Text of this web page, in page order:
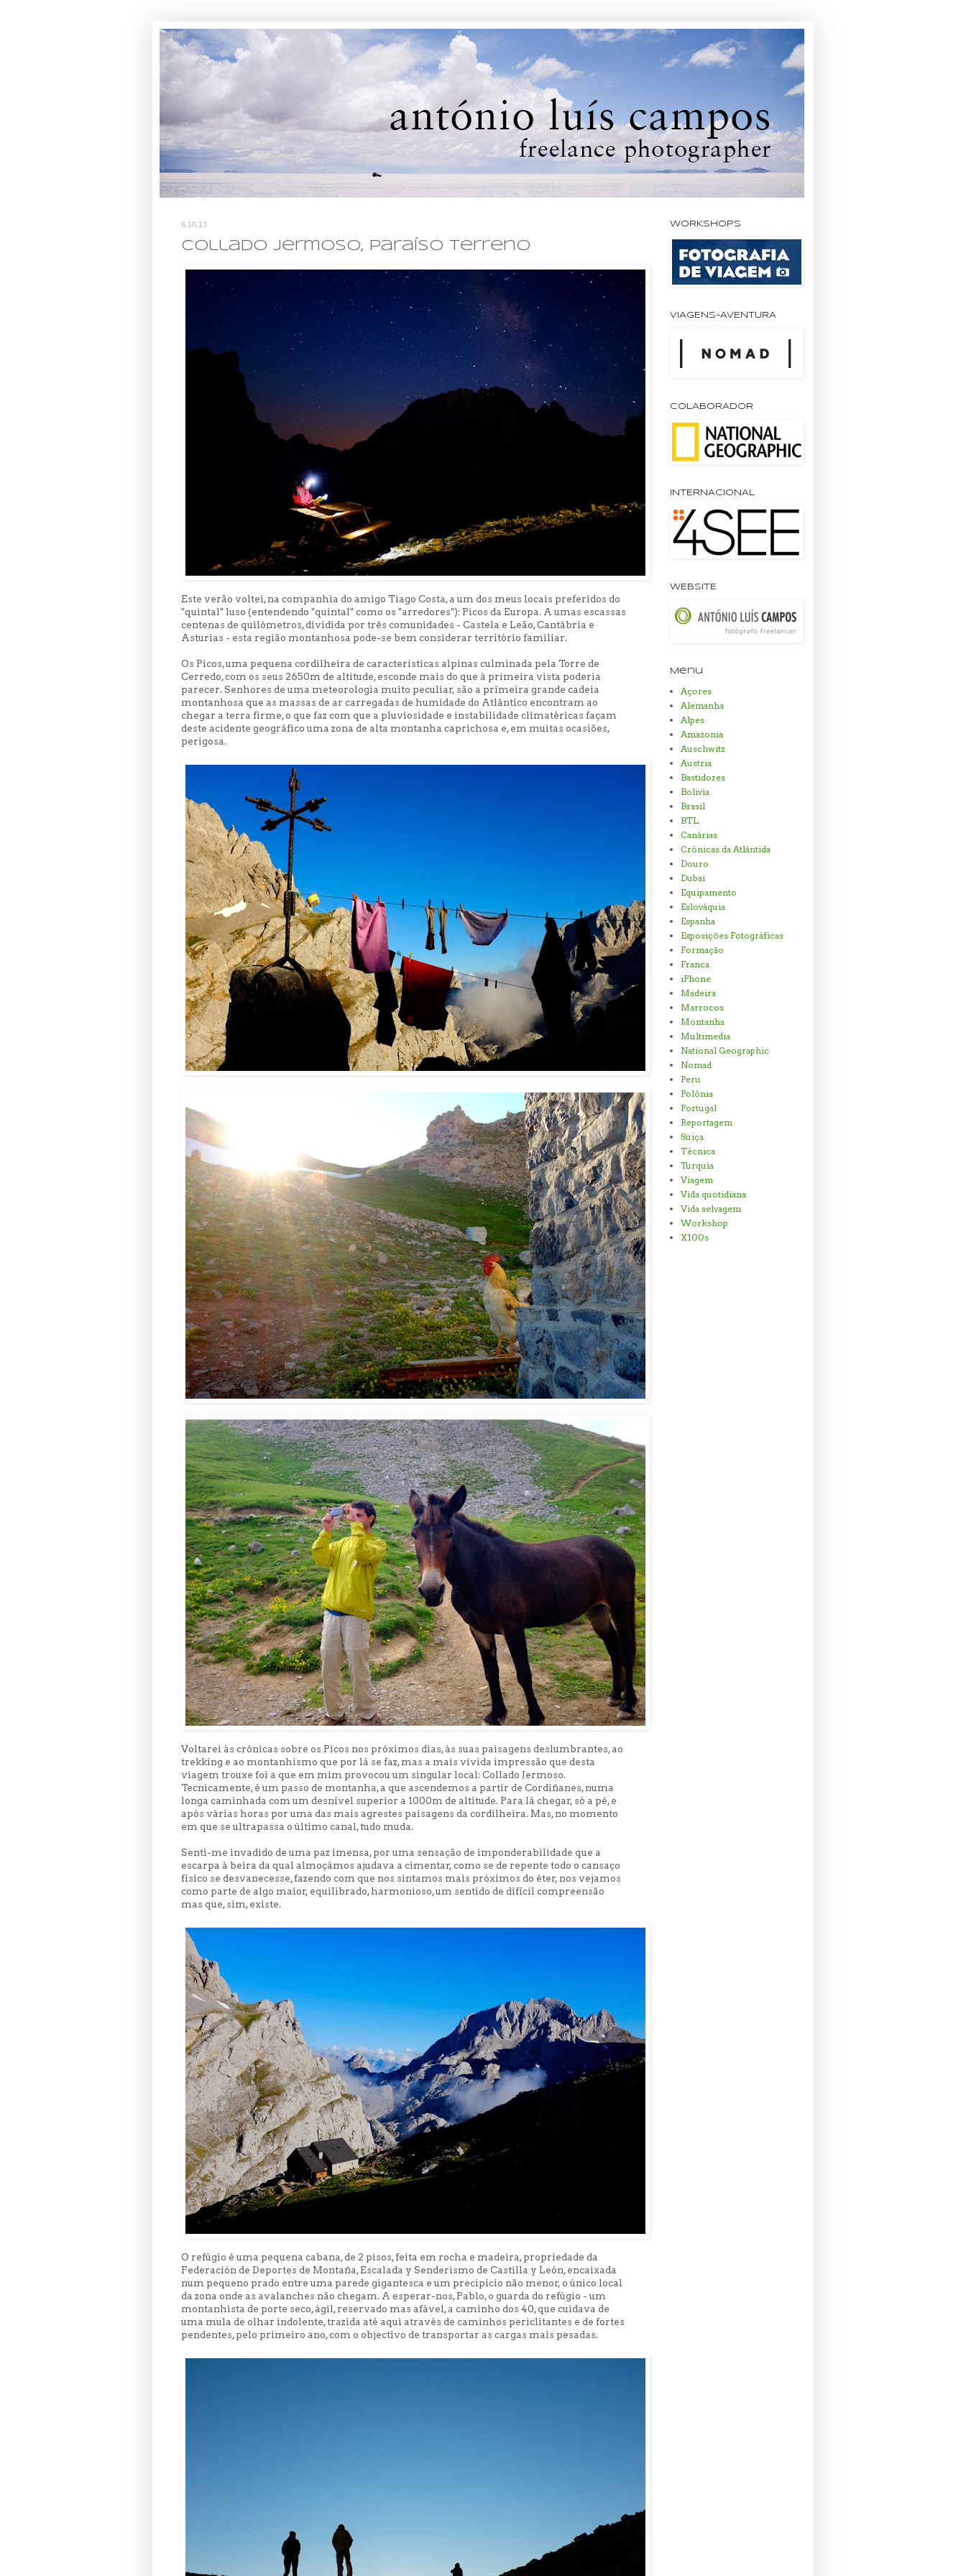
6.10.13
Collado jermoso, paraíso terreno
Este verão voltei, na companhia do amigo Tiago Costa, a um dos meus locais preferidos do
"quintal" luso (entendendo "quintal" como os "arredores"): Picos da Europa. A umas escassas
centenas de quilómetros, dividida por três comunidades - Castela e Leão, Cantábria e
Asturias - esta região montanhosa pode-se bem considerar território familiar.
Os Picos, uma pequena cordilheira de características alpinas culminada pela Torre de
Cerredo, com os seus 2650m de altitude, esconde mais do que à primeira vista poderia
parecer. Senhores de uma meteorologia muito peculiar, são a primeira grande cadeia
montanhosa que as massas de ar carregadas de humidade do Atlântico encontram ao
chegar a terra firme, o que faz com que a pluviosidade e instabilidade climatéricas façam
deste acidente geográfico uma zona de alta montanha caprichosa e, em muitas ocasiões,
perigosa.
Voltarei às crónicas sobre os Picos nos próximos dias, às suas paisagens deslumbrantes, ao
trekking e ao montanhismo que por lá se faz, mas a mais vívida impressão que desta
viagem trouxe foi a que em mim provocou um singular local: Collado Jermoso.
Tecnicamente, é um passo de montanha, a que ascendemos a partir de Cordiñanes, numa
longa caminhada com um desnível superior a 1000m de altitude. Para lá chegar, só a pé, e
após várias horas por uma das mais agrestes paisagens da cordilheira. Mas, no momento
em que se ultrapassa o último canal, tudo muda.
Senti-me invadido de uma paz imensa, por uma sensação de imponderabilidade que a
escarpa à beira da qual almoçámos ajudava a cimentar, como se de repente todo o cansaço
físico se desvanecesse, fazendo com que nos sintamos mais próximos do éter, nos vejamos
como parte de algo maior, equilibrado, harmonioso, um sentido de difícil compreensão
mas que, sim, existe.
O refúgio é uma pequena cabana, de 2 pisos, feita em rocha e madeira, propriedade da
Federación de Deportes de Montaña, Escalada y Senderismo de Castilla y León, encaixada
num pequeno prado entre uma parede gigantesca e um precipício não menor, o único local
da zona onde as avalanches não chegam. A esperar-nos, Pablo, o guarda do refúgio - um
montanhista de porte seco, ágil, reservado mas afável, a caminho dos 40, que cuidava de
uma mula de olhar indolente, trazida até aqui através de caminhos periclitantes e de fortes
pendentes, pelo primeiro ano, com o objectivo de transportar as cargas mais pesadas.
WORKSHOPS
VIAGENS-AVENTURA
COLABORADOR
INTERNACIONAL
WEBSITE
Menu
Açores
Alemanha
Alpes
Amazonia
Auschwitz
Austria
Bastidores
Bolivia
Brasil
BTL
Canárias
Crónicas da Atlântida
Douro
Dubai
Equipamento
Eslováquia
Espanha
Exposições Fotográficas
Formação
Franca
iPhone
Madeira
Marrocos
Montanha
Multimedia
National Geographic
Nomad
Peru
Polónia
Portugal
Reportagem
Suiça
Técnica
Turquia
Viagem
Vida quotidiana
Vida selvagem
Workshop
X100s